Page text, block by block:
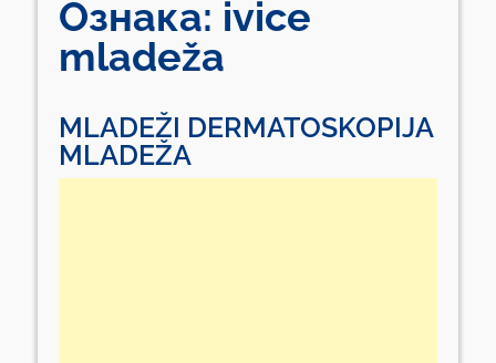
Ознака: ivice
mladeža
MLADEŽI DERMATOSKOPIJA
MLADEŽA